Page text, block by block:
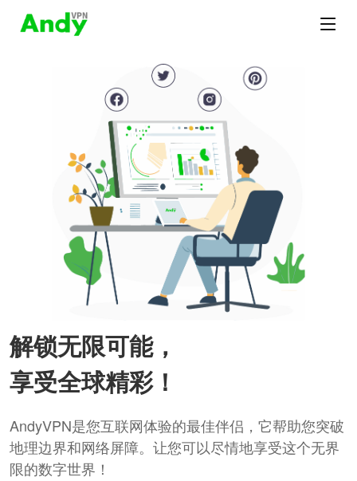
解锁无限可能，
享受全球精彩！
AndyVPN是您互联网体验的最佳伴侣，它帮助您突破
地理边界和网络屏障。让您可以尽情地享受这个无界
限的数字世界！